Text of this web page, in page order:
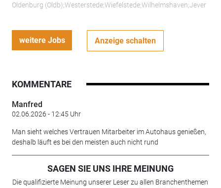
Oldenburg (Oldb);Westerstede;Wiefelstede;Wilhelmshaven;Jever
weitere Jobs Anzeige schalten
KOMMENTARE
Manfred
02.06.2026 - 12:45 Uhr
Man sieht welches Vertrauen Mitarbeiter im Autohaus genießen,
deshalb läuft es bei den meisten auch nicht rund
SAGEN SIE UNS IHRE MEINUNG
Die qualifizierte Meinung unserer Leser zu allen Branchenthemen